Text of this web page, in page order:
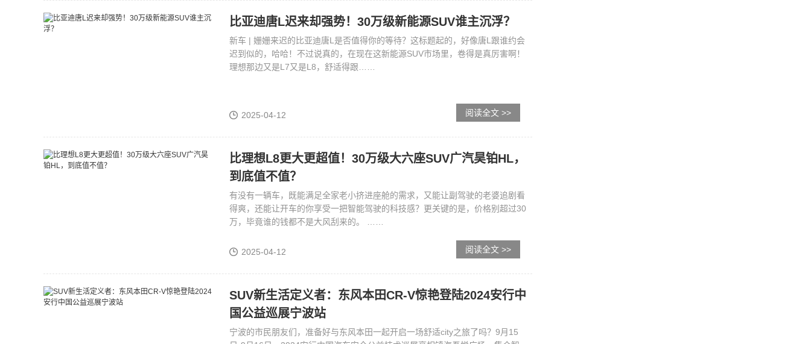
比亚迪唐L迟来却强势！30万级新能源SUV谁主沉浮？
新车 | 姗姗来迟的比亚迪唐L是否值得你的等待？这标题起的，好像唐L跟谁约会
迟到似的，哈哈！不过说真的，在现在这新能源SUV市场里，卷得是真厉害啊！
理想那边又是L7又是L8，舒适得跟……
2025-04-12 阅读全文 >>
比理想L8更大更超值！30万级大六座SUV广汽昊铂HL，
到底值不值？
有没有一辆车，既能满足全家老小挤进座舱的需求，又能让副驾驶的老婆追剧看
得爽，还能让开车的你享受一把智能驾驶的科技感？更关键的是，价格别超过30
2025-04-12 阅读全文 >>
SUV新生活定义者：东风本田CR-V惊艳登陆2024安行中
国公益巡展宁波站
宁波的市民朋友们，准备好与东风本田一起开启一场舒适city之旅了吗？9月15